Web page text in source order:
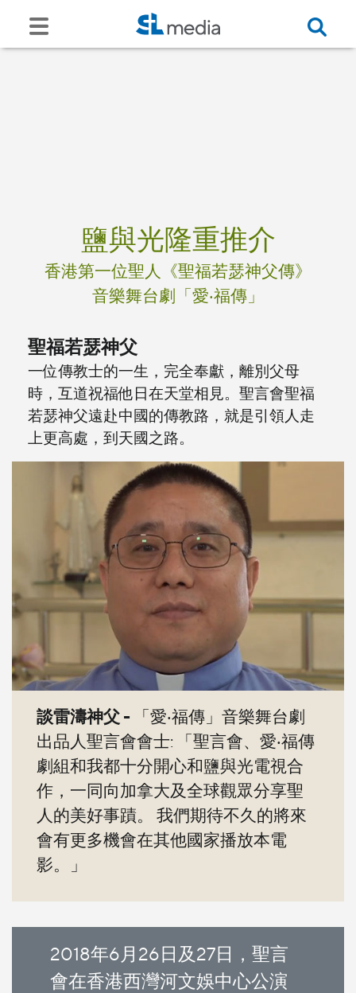
鹽與光隆重推介
香港第一位聖人《聖福若瑟神父傳》
音樂舞台劇「愛‧福傳」
聖福若瑟神父
一位傳教士的一生，完全奉獻，離別父母
時，互道祝福他日在天堂相見。聖言會聖福
若瑟神父遠赴中國的傳教路，就是引領人走
上更高處，到天國之路。
談雷濤神父 - 「愛‧福傳」音樂舞台劇
出品人聖言會會士: 「聖言會、愛‧福傳
劇組和我都十分開心和鹽與光電視合
作，一同向加拿大及全球觀眾分享聖
人的美好事蹟。 我們期待不久的將來
會有更多機會在其他國家播放本電
影。」
2018年6月26日及27日，聖言
會在香港西灣河文娛中心公演